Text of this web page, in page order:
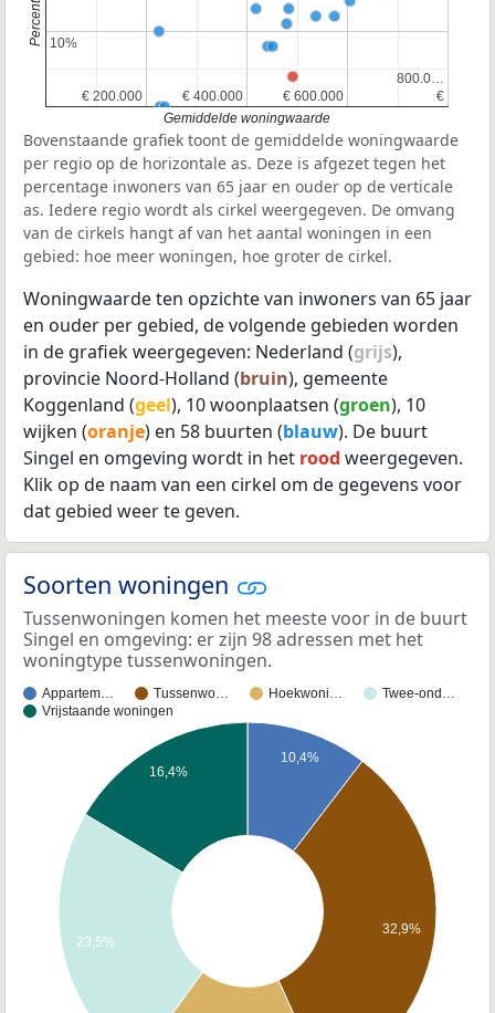
€ 200.000
€ 200.000 € 400.000
€ 400.000 € 600.000
€ 600.000 €
€
800.0…
800.0…
10%
10%
Gemiddelde woningwaarde
Bovenstaande grafiek toont de gemiddelde woningwaarde
per regio op de horizontale as. Deze is afgezet tegen het
percentage inwoners van 65 jaar en ouder op de verticale
as. Iedere regio wordt als cirkel weergegeven. De omvang
van de cirkels hangt af van het aantal woningen in een
gebied: hoe meer woningen, hoe groter de cirkel.
Woningwaarde ten opzichte van inwoners van 65 jaar
en ouder per gebied, de volgende gebieden worden
in de grafiek weergegeven: Nederland (grijs),
provincie Noord-Holland (bruin), gemeente
Koggenland (geel), 10 woonplaatsen (groen), 10
wijken (oranje) en 58 buurten (blauw). De buurt
Singel en omgeving wordt in het rood weergegeven.
Klik op de naam van een cirkel om de gegevens voor
dat gebied weer te geven.
Soorten woningen
Tussenwoningen komen het meeste voor in de buurt
Singel en omgeving: er zijn 98 adressen met het
woningtype tussenwoningen.
Appartem… Tussenwo… Hoekwoni…
Twee-ond…
Vrijstaande woningen
10,4%
32,9%
16,4%
23,5%